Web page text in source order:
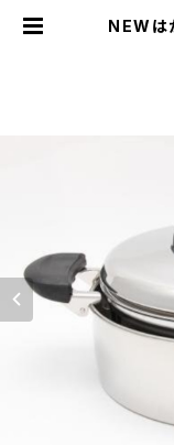
NEWは